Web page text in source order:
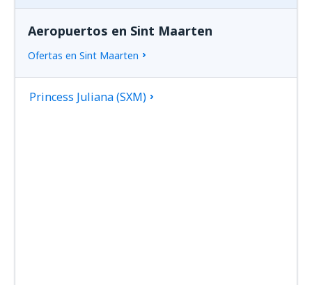
Aeropuertos en Sint Maarten
Ofertas en Sint Maarten
Princess Juliana (SXM)